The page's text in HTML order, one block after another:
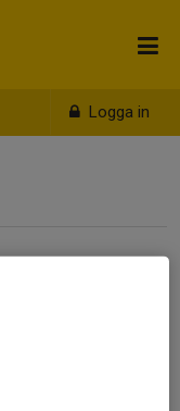
Logga in